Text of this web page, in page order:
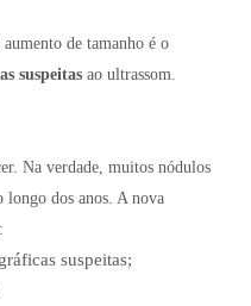
de tamanho é o
suspeitas ao ultrassom.
Na verdade, muitos nódulos
longo dos anos. A nova
suspeitas;